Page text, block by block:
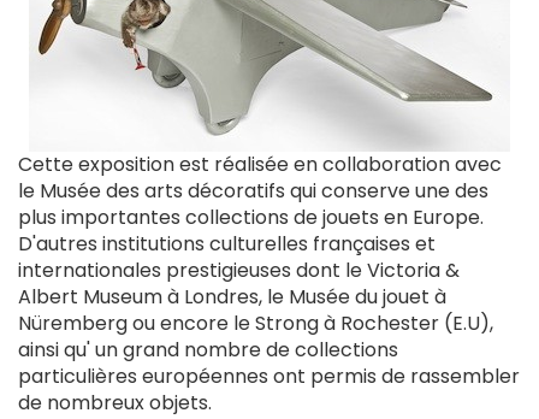
Cette exposition est réalisée en collaboration avec
le Musée des arts décoratifs qui conserve une des
plus importantes collections de jouets en Europe.
D'autres institutions culturelles françaises et
internationales prestigieuses dont le Victoria &
Albert Museum à Londres, le Musée du jouet à
Nüremberg ou encore le Strong à Rochester (E.U),
ainsi qu' un grand nombre de collections
particulières européennes ont permis de rassembler
de nombreux objets.